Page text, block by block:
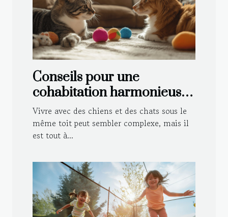
Conseils pour une
cohabitation harmonieuse
entre chiens et chats
Vivre avec des chiens et des chats sous le
même toit peut sembler complexe, mais il
est tout à...